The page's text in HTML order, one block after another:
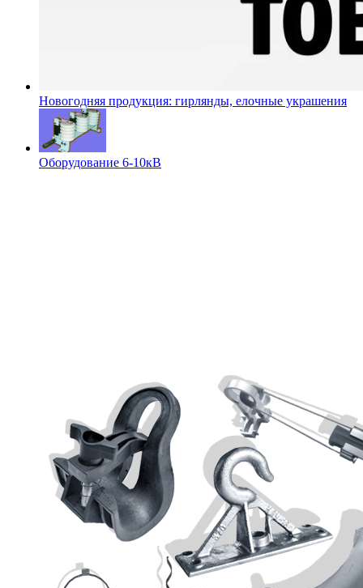
Новогодняя продукция: гирлянды, елочные украшения
Оборудование 6-10кВ